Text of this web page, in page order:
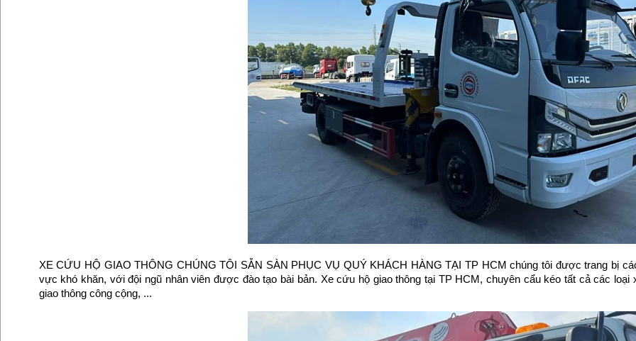
XE CỨU HỘ GIAO THÔNG CHÚNG TÔI SẴN SÀN PHỤC VỤ QUÝ KHÁCH HÀNG TẠI TP HCM chúng tôi được trang bị
vực khó khăn, với đội ngũ nhân viên được đào tạo bài bản. Xe cứu hộ giao thông tại TP HCM, chuyên cẩu kéo tất cả các
giao thông công cộng, ...